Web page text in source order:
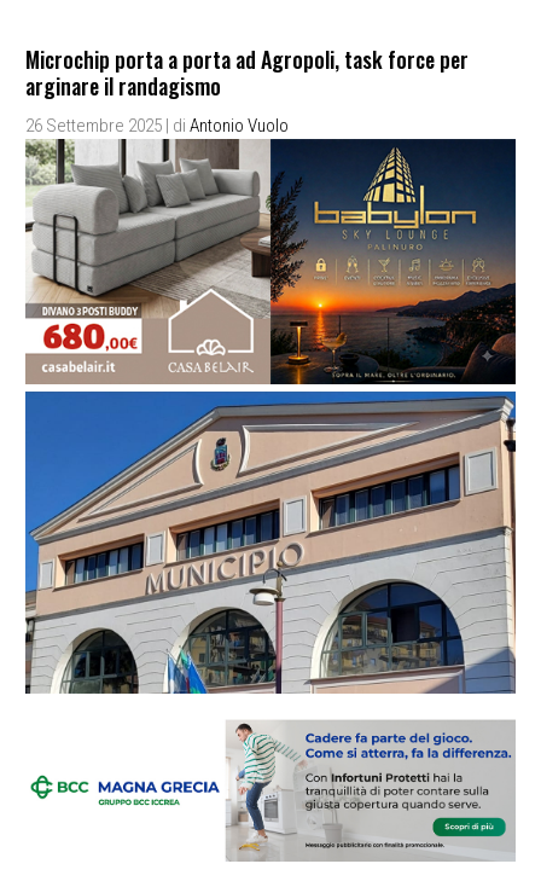
Microchip porta a porta ad Agropoli, task force per
arginare il randagismo
26 Settembre 2025 | di Antonio Vuolo